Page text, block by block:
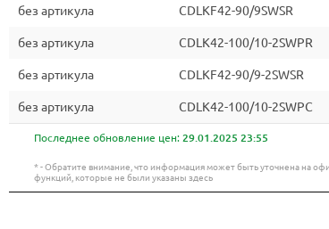
без артикула CDLKF42-90/9SWSR
без артикула CDLK42-100/10-2SWPR
без артикула CDLKF42-90/9-2SWSR
без артикула CDLK42-100/10-2SWPC
Последнее обновление цен: 29.01.2025 23:55
* - Обратите внимание, что информация может быть уточнена на
функций, которые не были указаны здесь